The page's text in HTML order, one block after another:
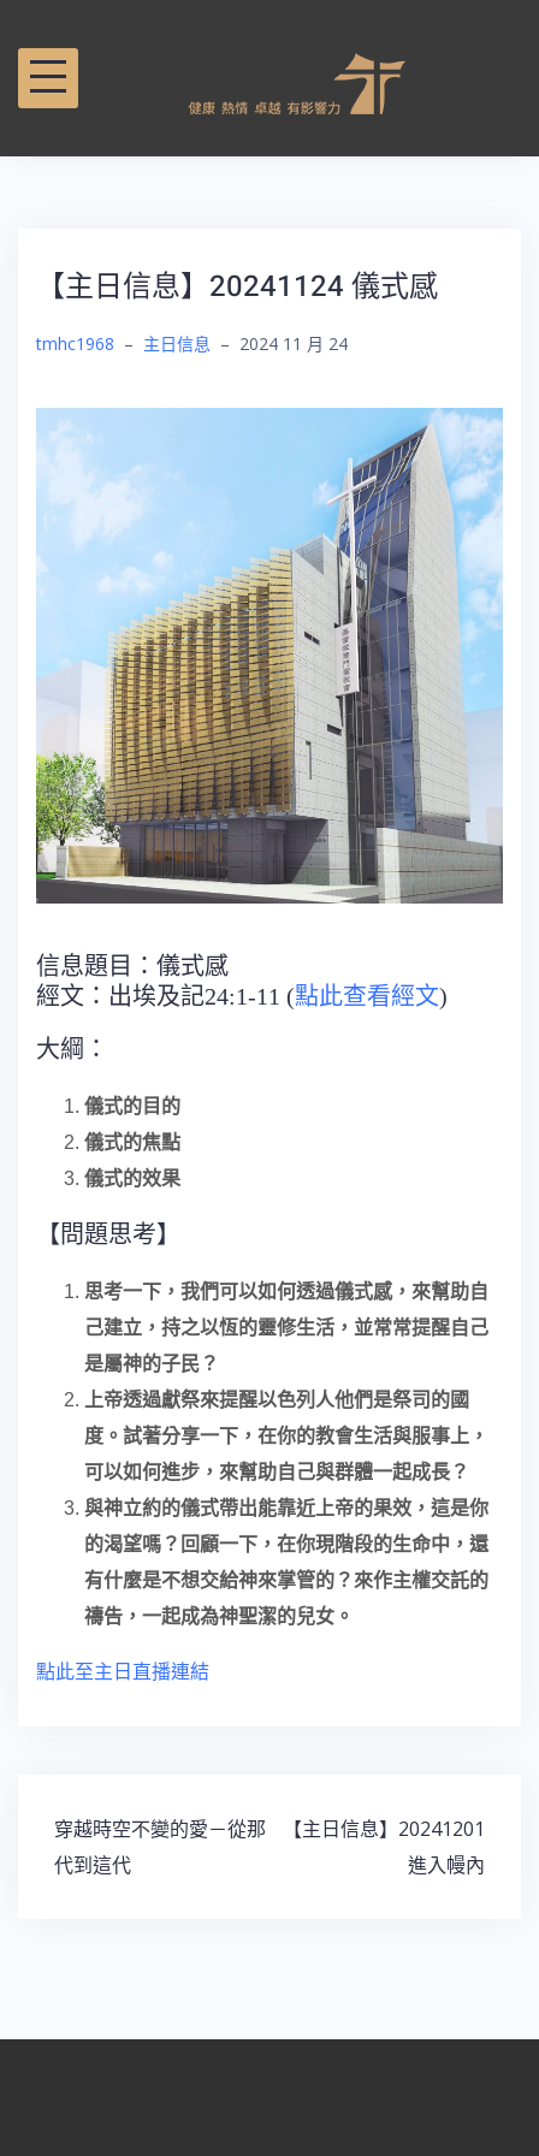
【主日信息】20241124 儀式感
tmhc1968 – 主日信息 – 2024 11 月 24
信息題目：儀式感
經文：出埃及記24:1-11 (點此查看經文)
大綱：
儀式的目的
儀式的焦點
儀式的效果
【問題思考】
思考一下，我們可以如何透過儀式感，來幫助自
己建立，持之以恆的靈修生活，並常常提醒自己
是屬神的子民？
上帝透過獻祭來提醒以色列人他們是祭司的國
度。試著分享一下，在你的教會生活與服事上，
可以如何進步，來幫助自己與群體一起成長？
與神立約的儀式帶出能靠近上帝的果效，這是你
的渴望嗎？回顧一下，在你現階段的生命中，還
有什麼是不想交給神來掌管的？來作主權交託的
禱告，一起成為神聖潔的兒女。
點此至主日直播連結
穿越時空不變的愛－從那
代到這代
【主日信息】20241201
進入幔內